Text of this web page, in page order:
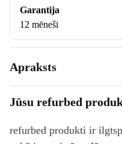
Garantija
12 mēneši
Apraksts
Jūsu refurbed
refurbed produkti ir